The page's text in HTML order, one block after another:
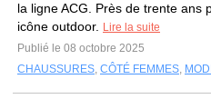
la ligne ACG. Près de trente ans
icône outdoor.
Lire la suite
Publié le 08 octobre 2025
CHAUSSURES, CÔTÉ FEMMES,